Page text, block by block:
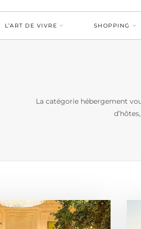
L’ART DE VIVRE SHOPPING
La catégorie hébergement